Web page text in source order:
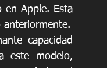
en Apple. Esta
anteriormente.
capacidad
este modelo,